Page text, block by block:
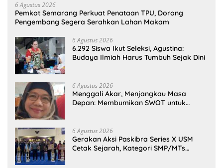
6 Agustus 2026
Pemkot Semarang Perkuat Penataan TPU, Dorong
Pengembang Segera Serahkan Lahan Makam
6 Agustus 2026
6.292 Siswa Ikut Seleksi, Agustina:
Budaya Ilmiah Harus Tumbuh Sejak Dini
6 Agustus 2026
Menggali Akar, Menjangkau Masa
Depan: Membumikan SWOT untuk
6 Agustus 2026
Gerakan Aksi Paskibra Series X USM
Cetak Sejarah, Kategori SMP/MTs